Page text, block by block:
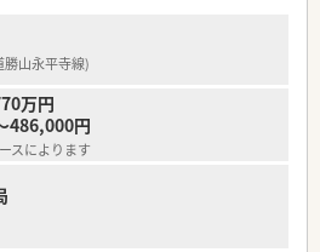
ある方を募集します。
チェーンの法人が運営しているため、安定
安心して働けます。
職金制度が完備されており、将来を見据え
が整った法人です。
に力を入れている特徴があります。
山永平寺線)
万円
486,000円
スによります